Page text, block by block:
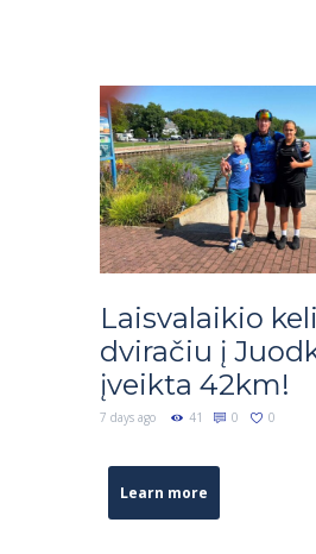
Laisvalaikio
dviračiu į
įveikta 42km!
7 days ago 41 0 0
Learn more